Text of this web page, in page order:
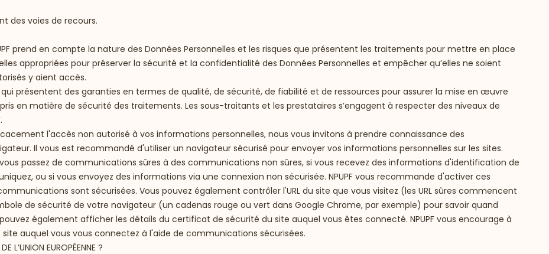
des voies de recours.
prend en compte la nature des Données Personnelles et les risques que présentent les traitements pour mettre en place
appropriées pour préserver la sécurité et la confidentialité des Données Personnelles et empêcher qu’elles ne soient
y aient accès.
présentent des garanties en termes de qualité, de sécurité, de fiabilité et de ressources pour assurer la mise en œuvre
en matière de sécurité des traitements. Les sous-traitants et les prestataires s’engagent à respecter des niveaux de
l'accès non autorisé à vos informations personnelles, nous vous invitons à prendre connaissance des
Il vous est recommandé d'utiliser un navigateur sécurisé pour envoyer vos informations personnelles sur les sites.
passez de communications sûres à des communications non sûres, si vous recevez des informations d'identification de
ou si vous envoyez des informations via une connexion non sécurisée. NPUPF vous recommande d'activer ces
sont sécurisées. Vous pouvez également contrôler l'URL du site que vous visitez (les URL sûres commencent
de sécurité de votre navigateur (un cadenas rouge ou vert dans Google Chrome, par exemple) pour savoir quand
également afficher les détails du certificat de sécurité du site auquel vous êtes connecté. NPUPF vous encourage à
auquel vous vous connectez à l'aide de communications sécurisées.
L’UNION EUROPÉENNE ?